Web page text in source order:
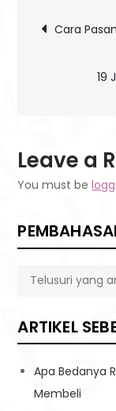
Post
Cara
19
Leave a
You must be
ARTIKEL
Apa Bedanya
Membeli